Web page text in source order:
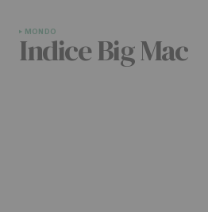
MONDO
Indice Big Mac